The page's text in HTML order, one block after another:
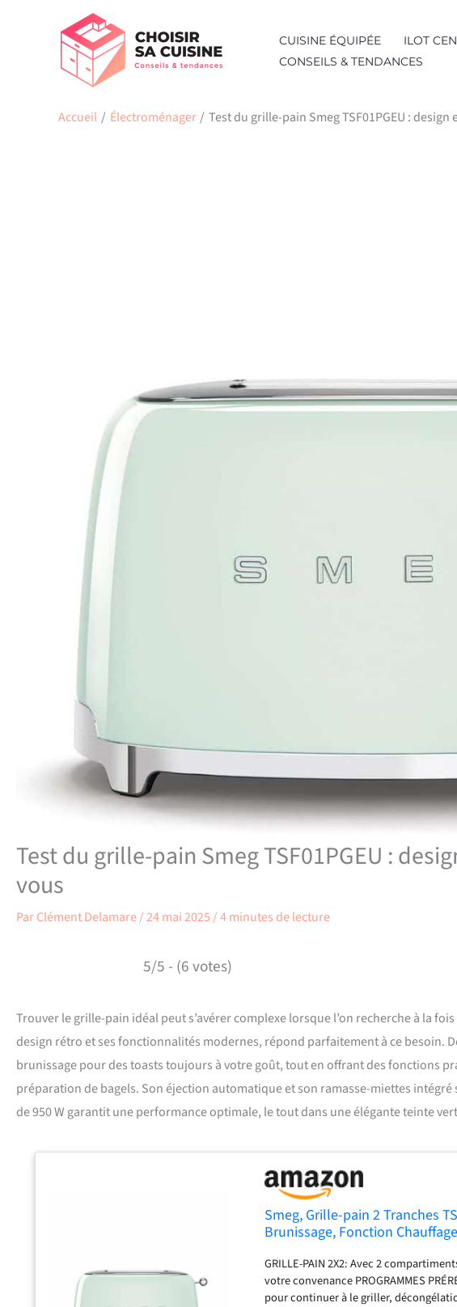
CUISINE ÉQUIPÉE ILOT
CONSEILS & TENDANCES
Accueil Électroménager Test du grille-pain Smeg TSF01PGEU :
Test du grille-pain Smeg TSF01PGEU :
vous
ParClément Delamare/24 mai 2025/4 minutes de lecture
5/5 - (6 votes)
Trouver le grille-pain idéal peut s’avérer complexe lorsque l’on recherche à la
design rétro et ses fonctionnalités modernes, répond parfaitement à ce besoin.
brunissage pour des toasts toujours à votre goût, tout en offrant des fonctions
préparation de bagels. Son éjection automatique et son ramasse-miettes
de 950 W garantit une performance optimale, le tout dans une élégante teinte
Smeg, Grille-pain 2 Tranches
Brunissage, Fonction
GRILLE-PAIN 2X2: Avec 2
votre convenance PROGRAMMES
pour continuer à le griller,